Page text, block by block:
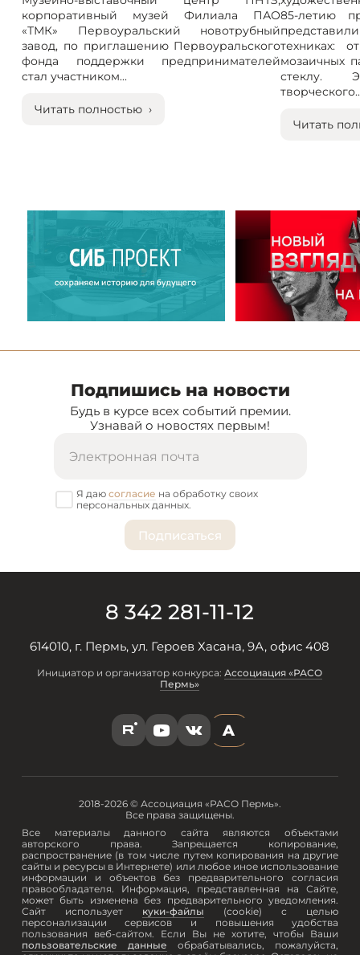
корпоративный музей Филиала ПАО
«ТМК» Первоуральский новотрубный
завод, по приглашению Первоуральского
фонда поддержки предпринимателей
стал участником...
Читать полностью ›
85-летию
техниках:
мозаичных
стеклу.
Читать
Подпишись на новости
Будь в курсе всех событий премии.
Узнавай о новостях первым!
Я даю согласие на обработку своих
персональных данных.
8 342 281-11-12
614010, г. Пермь, ул. Героев Хасана, 9А, офис 408
Инициатор и организатор конкурса:Ассоциация «РАСО
Пермь»
R Y V A
2018-2026 © Ассоциация «РАСО Пермь».
Все права защищены.
Все материалы данного сайта являются объектами
авторского права. Запрещается копирование,
распространение (в том числе путем копирования на другие
сайты и ресурсы в Интернете) или любое иное использование
информации и объектов без предварительного согласия
правообладателя. Информация, представленная на Сайте,
может быть изменена без предварительного уведомления.
Сайт использует куки-файлы (cookie) с целью
персонализации сервисов и повышения удобства
пользования веб-сайтом. Если Вы не хотите, чтобы Ваши
пользовательские данные обрабатывались, пожалуйста,